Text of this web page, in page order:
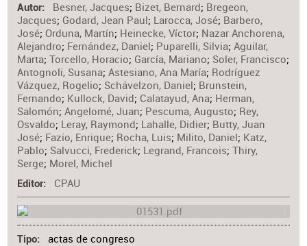
Autor Besner, Jacques; Bizet, Bernard; Bregeon,
Jacques; Godard, Jean Paul; Larocca, José; Barbero,
José; Orduna, Martín; Heinecke, Víctor; Nazar Anchorena,
Alejandro; Fernández, Daniel; Puparelli, Silvia;Aguilar,
Marta;Torcello, Horacio; García, Mariano; Soler, Francisco;
Antognoli, Susana;Astesiano, Ana María; Rodríguez
Vázquez, Rogelio; Schávelzon, Daniel; Brunstein,
Fernando; Kullock, David; Calatayud, Ana; Herman,
Salomón;Angelomé, Juan; Pescuma, Augusto; Rey,
Osvaldo; Leray, Raymond; Lahalle, Didier; Butty, Juan
José; Fazio, Enrique; Rocha, Luis; Milito, Daniel; Katz,
Pablo; Salvucci, Frederick; Legrand, Francois;Thiry,
Serge; Morel, Michel
Editor CPAU
Tipo actas de congreso